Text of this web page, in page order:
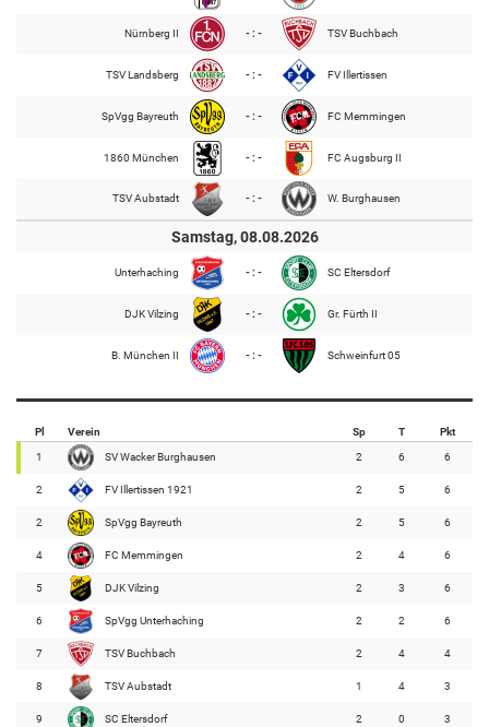
Nürnberg II - : - TSV Buchbach
TSV Landsberg - : - FV Illertissen
SpVgg Bayreuth - : - FC Memmingen
1860 München - : - FC Augsburg II
TSV Aubstadt - : - W. Burghausen
Samstag, 08.08.2026
Unterhaching - : - SC Eltersdorf
DJK Vilzing - : - Gr. Fürth II
B. München II - : - Schweinfurt 05
Pl Verein Sp T Pkt
1 SV Wacker Burghausen 2 6 6
2 FV Illertissen 1921 2 5 6
2 SpVgg Bayreuth 2 5 6
4 FC Memmingen 2 4 6
5 DJK Vilzing 2 3 6
6 SpVgg Unterhaching 2 2 6
7 TSV Buchbach 2 4 4
8 TSV Aubstadt 1 4 3
9 SC Eltersdorf 2 0 3